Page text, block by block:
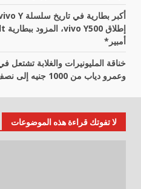
أمبير*
خناقة المليونيرات والغلابة
وعمرو دياب من 1000 جنيه إلى نصف مليون
لا تفوتك قراءة هذه الموضوعات